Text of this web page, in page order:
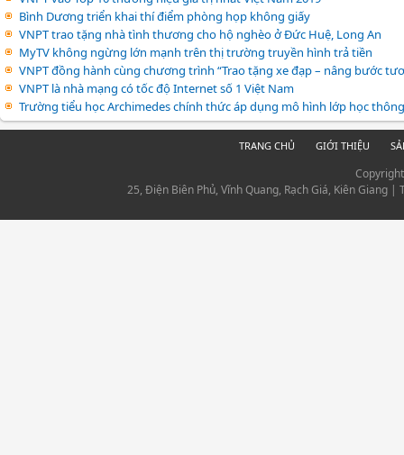
Bình Dương triển khai thí điểm phòng họp không giấy
VNPT trao tặng nhà tình thương cho hộ nghèo ở Đức Huệ, Long An
MyTV không ngừng lớn mạnh trên thị trường truyền hình trả tiền
VNPT đồng hành cùng chương trình “Trao tặng xe đạp – nâng bước
VNPT là nhà mạng có tốc độ Internet số 1 Việt Nam
Trường tiểu học Archimedes chính thức áp dụng mô hình lớp học
TRANG CHỦ GIỚI THIỆU
25, Điện Biên Phủ, Vĩnh Quang, Rạch Giá, Kiên Giang